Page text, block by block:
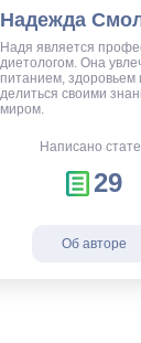
Надежда
Надя является
диетологом. Она
питанием,
делиться своими
миром.
Написано
29
Об авторе